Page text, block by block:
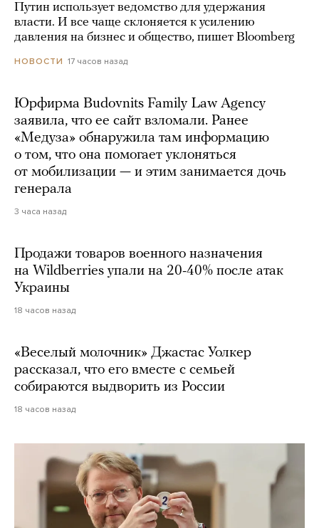
Путин использует ведомство для удержания
власти. И все чаще склоняется к усилению
давления на бизнес и общество, пишет Bloomberg
НОВОСТИ 17 часов назад
Юрфирма Budovnits Family Law Agency
заявила, что ее сайт взломали. Ранее
«Медуза» обнаружила там информацию
о том, что она помогает уклоняться
от мобилизации — и этим занимается дочь
генерала
3 часа назад
Продажи товаров военного назначения
на Wildberries упали на 20-40% после атак
Украины
18 часов назад
«Веселый молочник» Джастас Уолкер
рассказал, что его вместе с семьей
собираются выдворить из России
18 часов назад